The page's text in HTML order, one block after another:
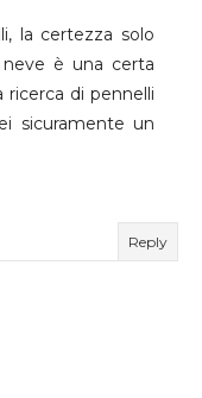
la certezza solo
è una certa
ricerca di pennelli
sicuramente un
Reply